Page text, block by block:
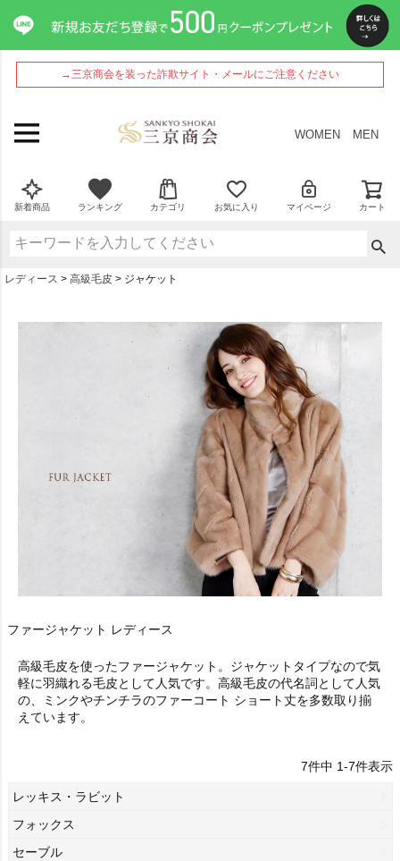
→三京商会を装った詐欺サイト・メールにご注意ください
WOMEN MEN
新着商品 ランキング カテゴリ お気に入り マイページ カート
レディース 高級毛皮 ジャケット
ファージャケット レディース
高級毛皮を使ったファージャケット。ジャケットタイプなので気
軽に羽織れる毛皮として人気です。高級毛皮の代名詞として人気
の、ミンクやチンチラのファーコート ショート丈を多数取り揃
えています。
7件中 1-7件表示
レッキス・ラビット
フォックス
セーブル